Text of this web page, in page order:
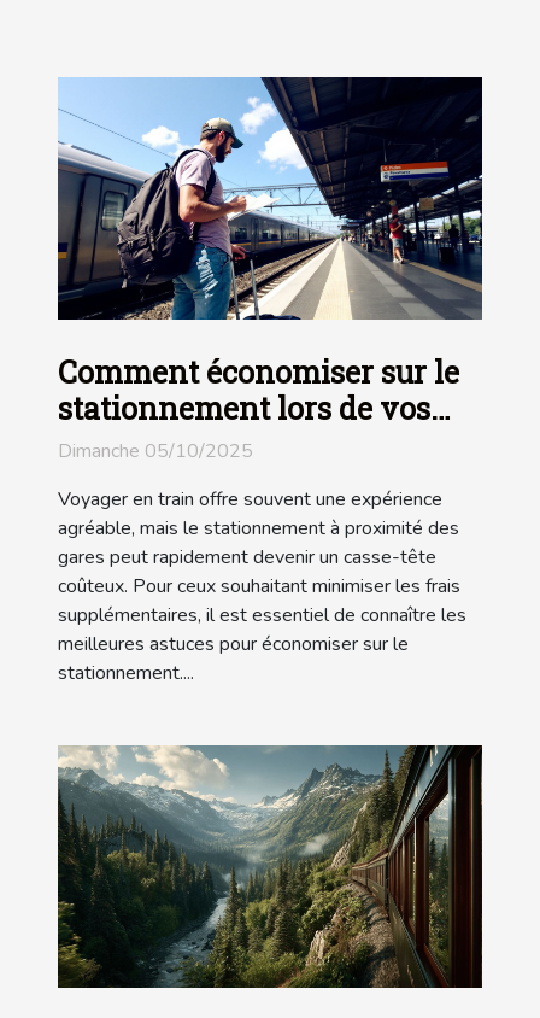
Comment économiser sur le
stationnement lors de vos
voyages en train ?
Dimanche 05/10/2025
Voyager en train offre souvent une expérience
agréable, mais le stationnement à proximité des
gares peut rapidement devenir un casse-tête
coûteux. Pour ceux souhaitant minimiser les frais
supplémentaires, il est essentiel de connaître les
meilleures astuces pour économiser sur le
stationnement....